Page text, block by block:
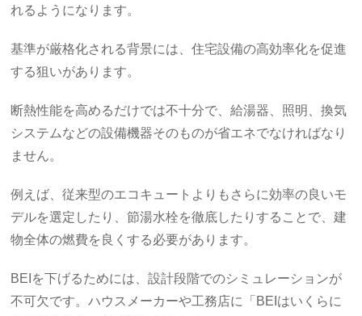
れるようになります。
基準が厳格化される背景には、住宅設備の高効率化を促進
する狙いがあります。
断熱性能を高めるだけでは不十分で、給湯器、照明、換気
システムなどの設備機器そのものが省エネでなければなり
ません。
例えば、従来型のエコキュートよりもさらに効率の良いモ
デルを選定したり、節湯水栓を徹底したりすることで、建
物全体の燃費を良くする必要があります。
BEIを下げるためには、設計段階でのシミュレーションが
不可欠です。ハウスメーカーや工務店に「BEIはいくらに